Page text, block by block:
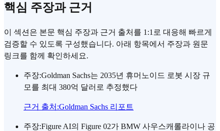
핵심 주장과 근거
이 섹션은 본문 핵심 주장과 근거 출처를 1:1로 대응해 빠르게
검증할 수 있도록 구성했습니다. 아래 항목에서 주장과 원문
링크를 함께 확인하세요.
주장:Goldman Sachs는 2035년 휴머노이드 로봇 시장 규
모를 최대 380억 달러로 추정했다
근거 출처 :Goldman Sachs 리포트
주장:Figure AI의 Figure 02가 BMW 사우스캐롤라이나 공